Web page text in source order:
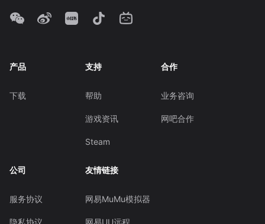
产品
下载
支持
帮助
游戏资讯
Steam
合作
业务咨询
网吧合作
公司
服务协议
隐私协议
友情链接
网易MuMu模拟器
网易UU远程